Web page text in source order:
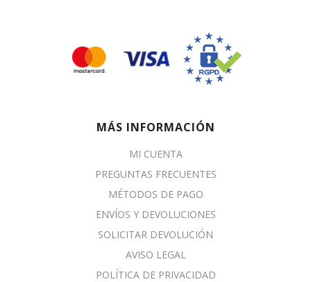
MÁS INFORMACIÓN
MI CUENTA
PREGUNTAS FRECUENTES
MÉTODOS DE PAGO
ENVÍOS Y DEVOLUCIONES
SOLICITAR DEVOLUCIÓN
AVISO LEGAL
POLÍTICA DE PRIVACIDAD